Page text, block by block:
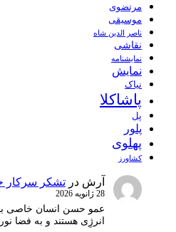
مرتضوی
موسیقی
ناصر الدین شاه
نقاشی
نمايشنامه
نمایش
نیاک
پاشاکلا
پل
پلور
پهلوی
کشاورز
آرش در تشکر سرکار
28 ژانویه 2026
عمو حسن انسان خاصی
انرژِی هستند و به فضا